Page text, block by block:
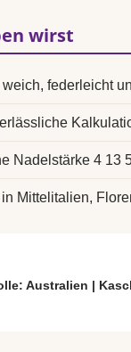
wirst
federleicht
Nadelstärke 4 13
Mittelitalien,
Australien |